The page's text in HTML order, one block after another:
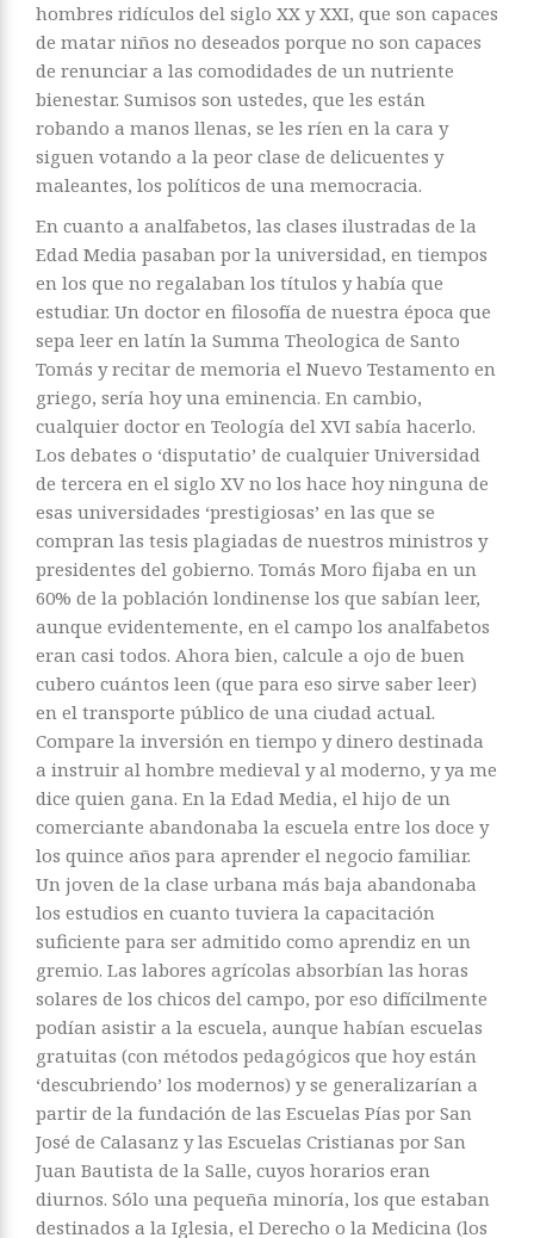
hombres ridículos del siglo XX y XXI, que son capaces
de matar niños no deseados porque no son capaces
de renunciar a las comodidades de un nutriente
bienestar. Sumisos son ustedes, que les están
robando a manos llenas, se les ríen en la cara y
siguen votando a la peor clase de delicuentes y
maleantes, los políticos de una memocracia.
En cuanto a analfabetos, las clases ilustradas de la
Edad Media pasaban por la universidad, en tiempos
en los que no regalaban los títulos y había que
estudiar. Un doctor en filosofía de nuestra época que
sepa leer en latín la Summa Theologica de Santo
Tomás y recitar de memoria el Nuevo Testamento en
griego, sería hoy una eminencia. En cambio,
cualquier doctor en Teología del XVI sabía hacerlo.
Los debates o ‘disputatio’ de cualquier Universidad
de tercera en el siglo XV no los hace hoy ninguna de
esas universidades ‘prestigiosas’ en las que se
compran las tesis plagiadas de nuestros ministros y
presidentes del gobierno. Tomás Moro fijaba en un
60% de la población londinense los que sabían leer,
aunque evidentemente, en el campo los analfabetos
eran casi todos. Ahora bien, calcule a ojo de buen
cubero cuántos leen (que para eso sirve saber leer)
en el transporte público de una ciudad actual.
Compare la inversión en tiempo y dinero destinada
a instruir al hombre medieval y al moderno, y ya me
dice quien gana. En la Edad Media, el hijo de un
comerciante abandonaba la escuela entre los doce y
los quince años para aprender el negocio familiar.
Un joven de la clase urbana más baja abandonaba
los estudios en cuanto tuviera la capacitación
suficiente para ser admitido como aprendiz en un
gremio. Las labores agrícolas absorbían las horas
solares de los chicos del campo, por eso difícilmente
podían asistir a la escuela, aunque habían escuelas
gratuitas (con métodos pedagógicos que hoy están
‘descubriendo’ los modernos) y se generalizarían a
partir de la fundación de las Escuelas Pías por San
José de Calasanz y las Escuelas Cristianas por San
Juan Bautista de la Salle, cuyos horarios eran
diurnos. Sólo una pequeña minoría, los que estaban
destinados a la Iglesia, el Derecho o la Medicina (los